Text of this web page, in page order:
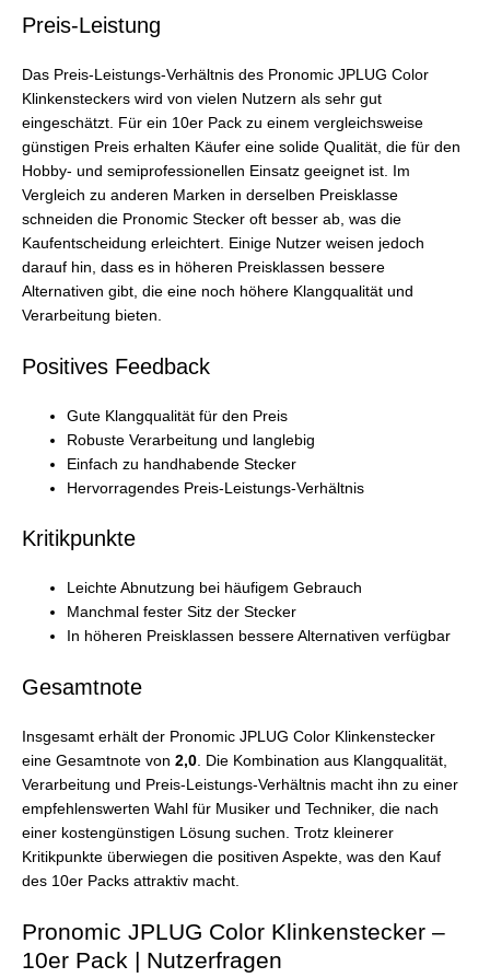
Preis-Leistung
Das Preis-Leistungs-Verhältnis des Pronomic JPLUG Color
Klinkensteckers wird von vielen Nutzern als sehr gut
eingeschätzt. Für ein 10er Pack zu einem vergleichsweise
günstigen Preis erhalten Käufer eine solide Qualität, die für den
Hobby- und semiprofessionellen Einsatz geeignet ist. Im
Vergleich zu anderen Marken in derselben Preisklasse
schneiden die Pronomic Stecker oft besser ab, was die
Kaufentscheidung erleichtert. Einige Nutzer weisen jedoch
darauf hin, dass es in höheren Preisklassen bessere
Alternativen gibt, die eine noch höhere Klangqualität und
Verarbeitung bieten.
Positives Feedback
Gute Klangqualität für den Preis
Robuste Verarbeitung und langlebig
Einfach zu handhabende Stecker
Hervorragendes Preis-Leistungs-Verhältnis
Kritikpunkte
Leichte Abnutzung bei häufigem Gebrauch
Manchmal fester Sitz der Stecker
In höheren Preisklassen bessere Alternativen verfügbar
Gesamtnote
Insgesamt erhält der Pronomic JPLUG Color Klinkenstecker
eine Gesamtnote von 2,0. Die Kombination aus Klangqualität,
Verarbeitung und Preis-Leistungs-Verhältnis macht ihn zu einer
empfehlenswerten Wahl für Musiker und Techniker, die nach
einer kostengünstigen Lösung suchen. Trotz kleinerer
Kritikpunkte überwiegen die positiven Aspekte, was den Kauf
des 10er Packs attraktiv macht.
Pronomic JPLUG Color Klinkenstecker –
10er Pack | Nutzerfragen